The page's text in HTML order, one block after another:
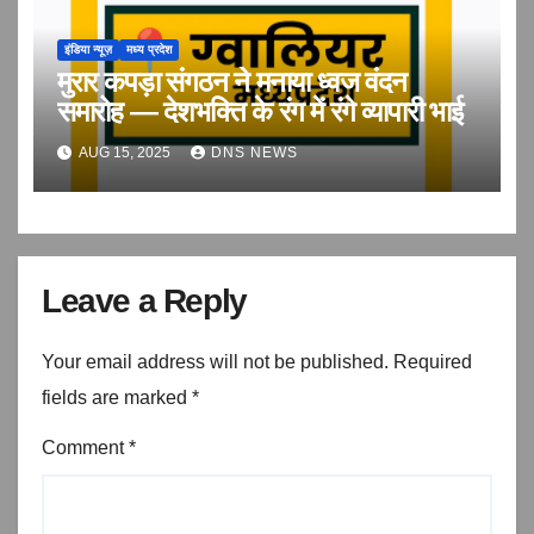
इंडिया न्यूज़ मध्य प्रदेश
मुरार कपड़ा संगठन ने मनाया ध्वज वंदन
समारोह — देशभक्ति के रंग में रंगे व्यापारी भाई
AUG 15, 2025 DNS NEWS
Leave a Reply
Your email address will not be published. Required
fields are marked *
Comment*